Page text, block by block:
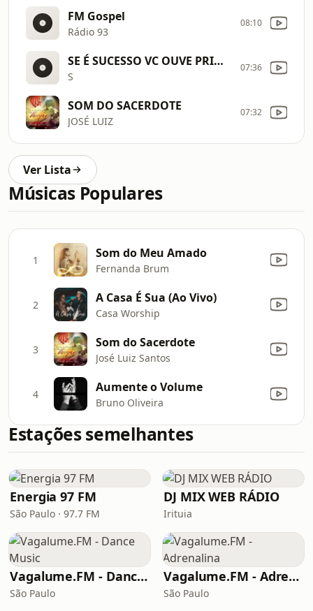
FM Gospel
Rádio 93
08:10
SE É SUCESSO VC OUVE PRIMEIRO AQUI (MUSICAL)
S
07:36
SOM DO SACERDOTE
JOSÉ LUIZ
07:32
Ver Lista
Músicas Populares
1 Som do Meu Amado
Fernanda Brum
2 A Casa É Sua (Ao Vivo)
Casa Worship
3 Som do Sacerdote
José Luiz Santos
4 Aumente o Volume
Bruno Oliveira
Estações semelhantes
Energia 97 FM
São Paulo · 97.7 FM
DJ MIX WEB RÁDIO
Irituia
Vagalume.FM - Dance Music
São Paulo
Vagalume.FM - Adrenalina
São Paulo